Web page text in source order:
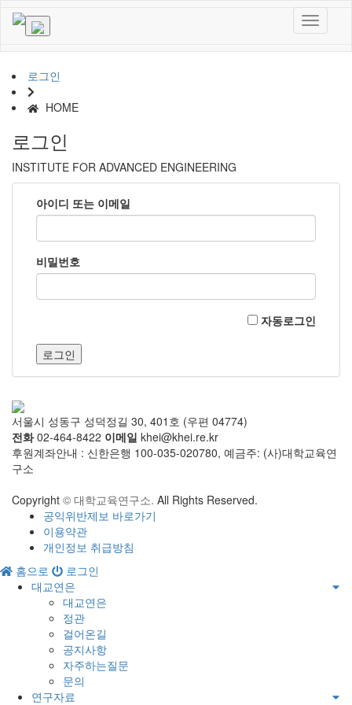
로그인
HOME
로그인
INSTITUTE FOR ADVANCED ENGINEERING
아이디 또는 이메일
비밀번호
자동로그인
로그인
서울시 성동구 성덕정길 30, 401호 (우편 04774)
전화02-464-8422 이메일 khei@khei.re.kr
후원계좌안내 : 신한은행 100-035-020780, 예금주: (사)대학교육연
구소
Copyright © 대학교육연구소. All Rights Reserved.
공익위반제보 바로가기
이용약관
개인정보 취급방침
홈으로
로그인
대교연은
대교연은
정관
걸어온길
공지사항
자주하는질문
문의
연구자료